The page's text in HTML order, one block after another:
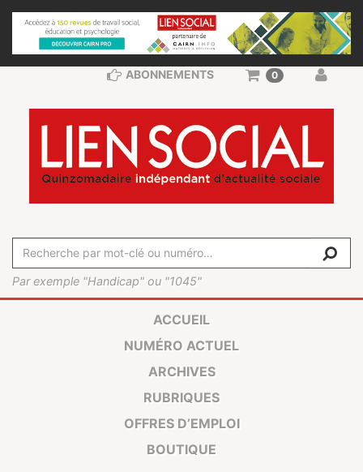
Par exemple "Handicap" ou "1045"
ABONNEMENTS 0
ACCUEIL
NUMÉRO ACTUEL
ARCHIVES
RUBRIQUES
OFFRES D’EMPLOI
BOUTIQUE